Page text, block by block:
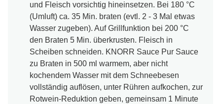
und Fleisch vorsichtig hineinsetzen. Bei 180 °C
(Umluft) ca. 35 Min. braten (evtl. 2 - 3 Mal etwas
Wasser zugeben). Auf Grillfunktion bei 200 °C
den Braten 5 Min. überkrusten. Fleisch in
Scheiben schneiden. KNORR Sauce Pur Sauce
zu Braten in 500 ml warmem, aber nicht
kochendem Wasser mit dem Schneebesen
vollständig auflösen, unter Rühren aufkochen, zur
Rotwein-Reduktion geben, gemeinsam 1 Minute